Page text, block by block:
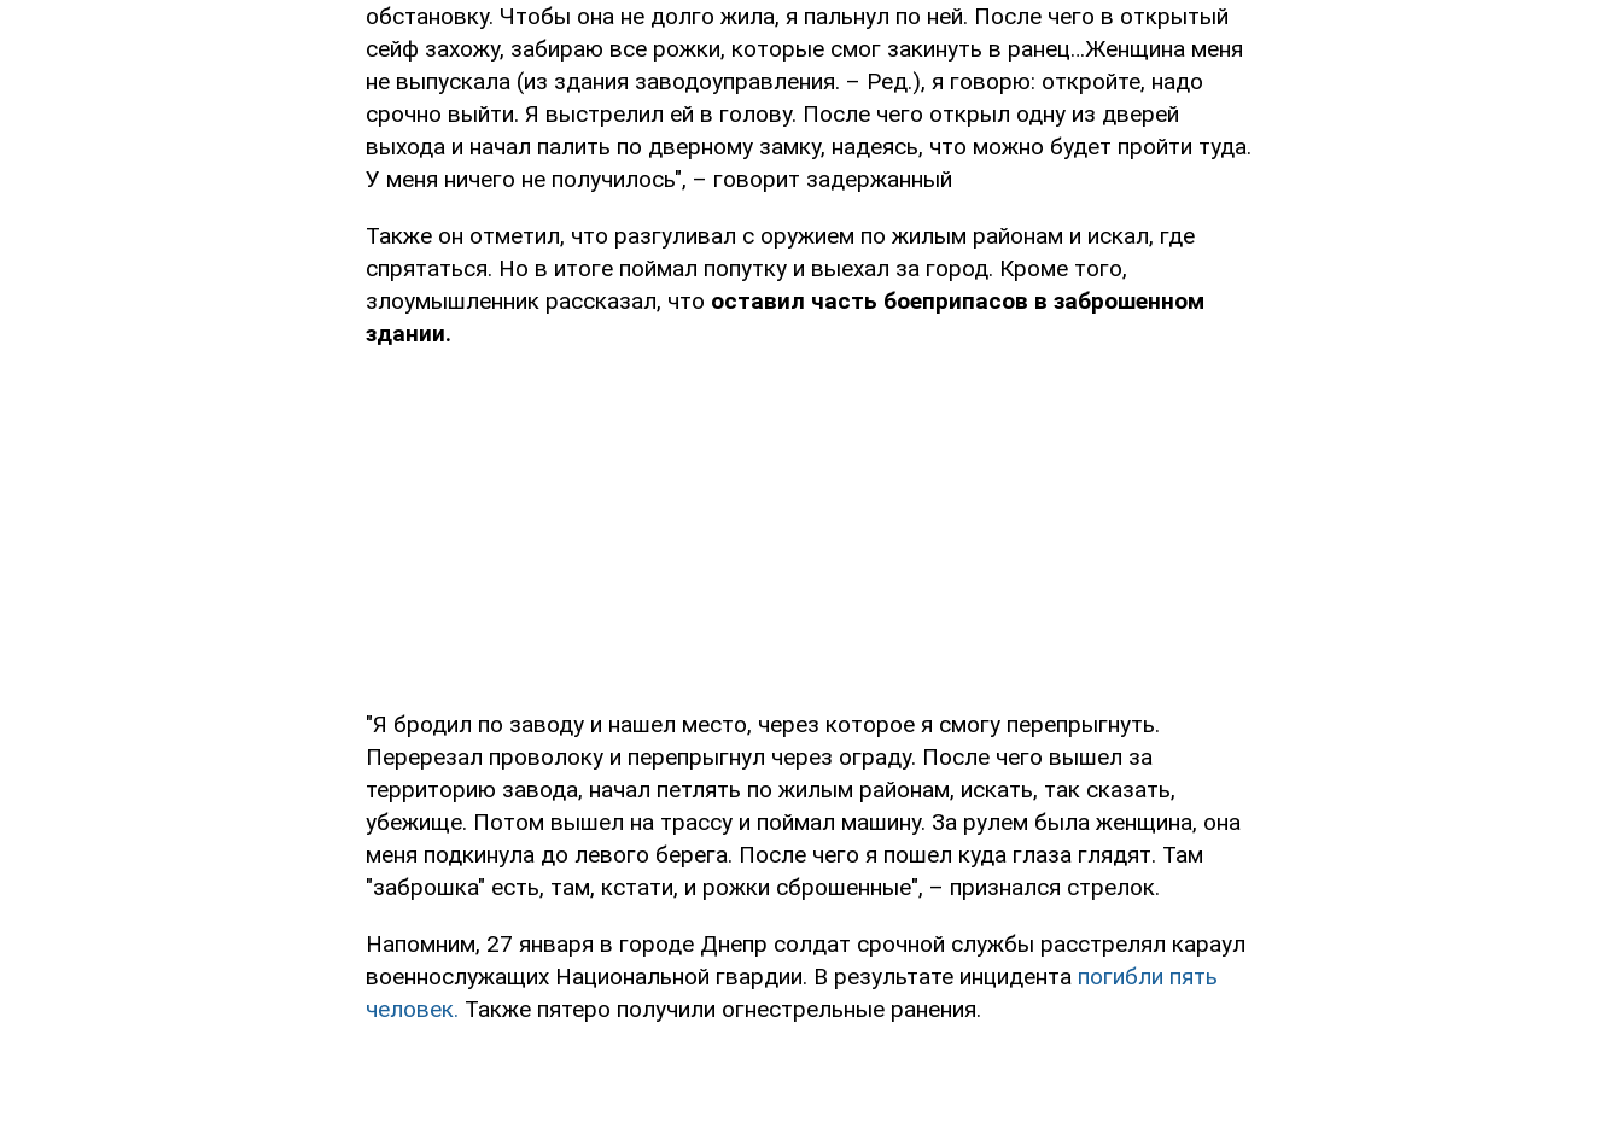
обстановку. Чтобы она не долго жила, я пальнул по ней. После чего в открытый
сейф захожу, забираю все рожки, которые смог закинуть в ранец…Женщина меня
не выпускала (из здания заводоуправления. – Ред.), я говорю: откройте, надо
срочно выйти. Я выстрелил ей в голову. После чего открыл одну из дверей
выхода и начал палить по дверному замку, надеясь, что можно будет пройти туда.
У меня ничего не получилось", – говорит задержанный
Также он отметил, что разгуливал с оружием по жилым районам и искал, где
спрятаться. Но в итоге поймал попутку и выехал за город. Кроме того,
злоумышленник рассказал, что оставил часть боеприпасов в заброшенном
здании.
"Я бродил по заводу и нашел место, через которое я смогу перепрыгнуть.
Перерезал проволоку и перепрыгнул через ограду. После чего вышел за
территорию завода, начал петлять по жилым районам, искать, так сказать,
убежище. Потом вышел на трассу и поймал машину. За рулем была женщина, она
меня подкинула до левого берега. После чего я пошел куда глаза глядят. Там
"заброшка" есть, там, кстати, и рожки сброшенные", – признался стрелок.
Напомним, 27 января в городе Днепр солдат срочной службы расстрелял караул
военнослужащих Национальной гвардии. В результате инцидента погибли пять
человек. Также пятеро получили огнестрельные ранения.